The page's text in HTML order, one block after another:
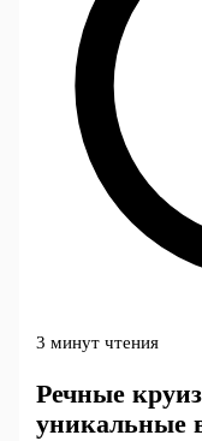
3 минут чтения
Речные
уникальные